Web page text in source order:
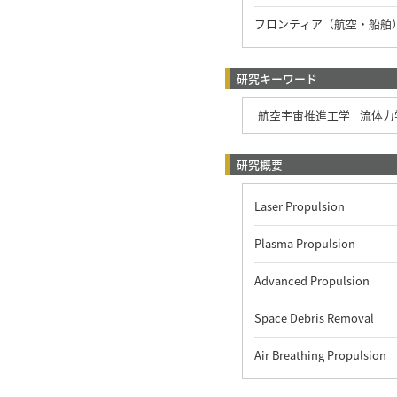
フロンティア（航空・船舶
研究キーワード
航空宇宙推進工学 流体力
研究概要
Laser Propulsion
Plasma Propulsion
Advanced Propulsion
Space Debris Removal
Air Breathing Propulsion